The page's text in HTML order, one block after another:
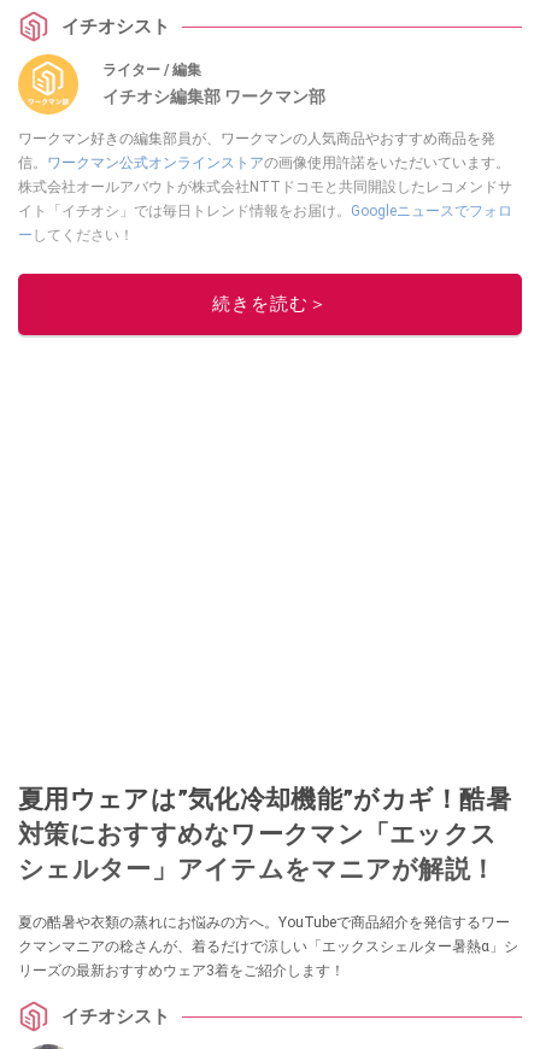
イチオシスト
ライター / 編集
イチオシ編集部 ワークマン部
ワークマン好きの編集部員が、ワークマンの人気商品やおすすめ商品を発
信。 ワークマン公式オンラインストアの画像使用許諾をいただいています。
株式会社オールアバウトが株式会社NTTドコモと共同開設したレコメンドサ
イト「イチオシ」では毎日トレンド情報をお届け。 Googleニュースでフォロ
ー してください！
このイチオシストの他の記事を読む
続きを読む＞
夏用ウェアは”気化冷却機能”がカギ！酷暑
対策におすすめなワークマン「エックス
シェルター」アイテムをマニアが解説！
夏の酷暑や衣類の蒸れにお悩みの方へ。YouTubeで商品紹介を発信するワー
クマンマニアの稔さんが、着るだけで涼しい「エックスシェルター暑熱α」シ
リーズの最新おすすめウェア3着をご紹介します！
イチオシスト